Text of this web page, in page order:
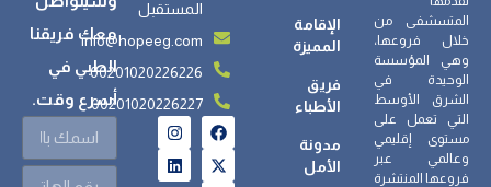
المتسشفى من
خلال فروعها،
وهي المؤسسة
الوحيدة في
الشرق الأوسط
التي تعمل على
مستوى إقليمي
وعالمي عبر
فروعها المنتشرة
الإقامة
المميزة
فريق
الأطباء
مدونة
الأمل
المستقبل
info@hopeeg.com
00201020226226
00201020226227
معك فريقنا
الطبي في
أسرع وقت.